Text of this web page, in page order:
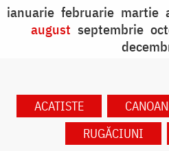
ianuarie februarie martie
august septembrie
ACATISTE
RUGĂCIUNI